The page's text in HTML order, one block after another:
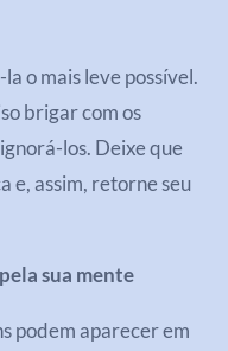
o mais leve possível.
brigar com os
los. Deixe que
e, assim, retorne seu
sua mente
podem aparecer em